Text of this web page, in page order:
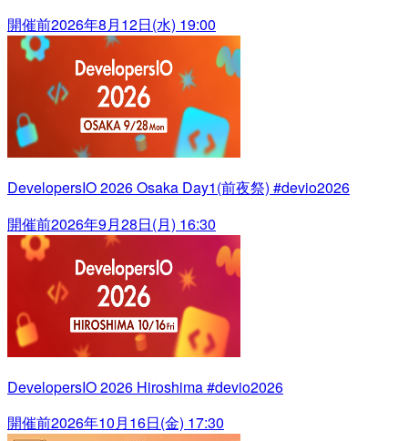
開催前2026年8月12日(水) 19:00
DevelopersIO 2026 Osaka Day1(前夜祭) #devio2026
開催前2026年9月28日(月) 16:30
DevelopersIO 2026 Hiroshima #devio2026
開催前2026年10月16日(金) 17:30